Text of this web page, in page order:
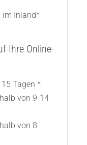
im Inland*
Ihre Online-
Tagen *
von 9-14
von 8